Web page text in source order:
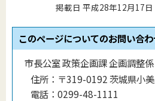
掲載日 平成28年12月17日
このページについてのお問い合
市長公室 政策企画課 企画調整係
住所： 〒319-0192 茨城県小
電話： 0299-48-1111